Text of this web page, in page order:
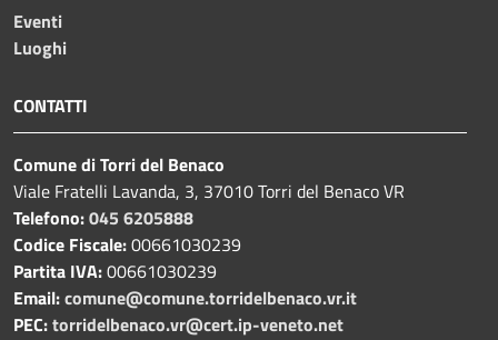
Eventi
Luoghi
CONTATTI
Comune di Torri del Benaco
Viale Fratelli Lavanda, 3, 37010 Torri del Benaco VR
Telefono:045 6205888
Codice Fiscale:00661030239
Partita IVA:00661030239
Email:comune@comune.torridelbenaco.vr.it
PEC:torridelbenaco.vr@cert.ip-veneto.net